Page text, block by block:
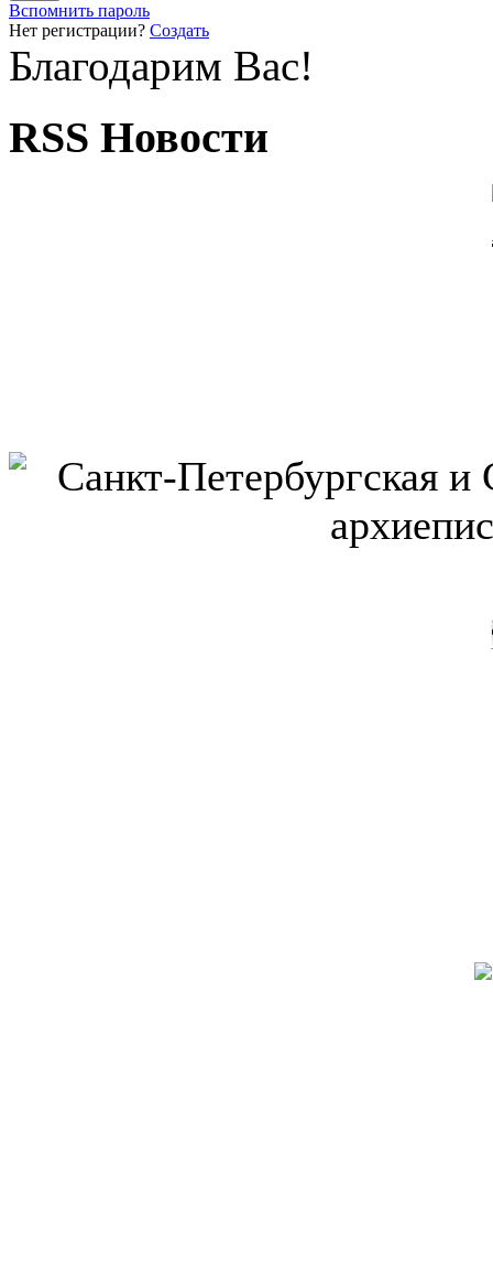
Вспомнить пароль
Нет регистрации? Создать
Благодарим Вас!
RSS Новости